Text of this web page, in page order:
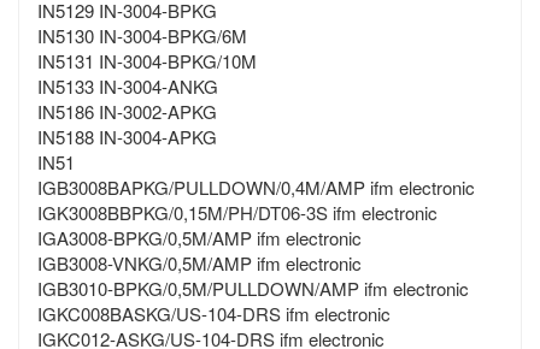
IN5129 IN-3004-BPKG
IN5130 IN-3004-BPKG/6M
IN5131 IN-3004-BPKG/10M
IN5133 IN-3004-ANKG
IN5186 IN-3002-APKG
IN5188 IN-3004-APKG
IN51
IGB3008BAPKG/PULLDOWN/0,4M/AMP ifm electronic
IGK3008BBPKG/0,15M/PH/DT06-3S ifm electronic
IGA3008-BPKG/0,5M/AMP ifm electronic
IGB3008-VNKG/0,5M/AMP ifm electronic
IGB3010-BPKG/0,5M/PULLDOWN/AMP ifm electronic
IGKC008BASKG/US-104-DRS ifm electronic
IGKC012-ASKG/US-104-DRS ifm electronic